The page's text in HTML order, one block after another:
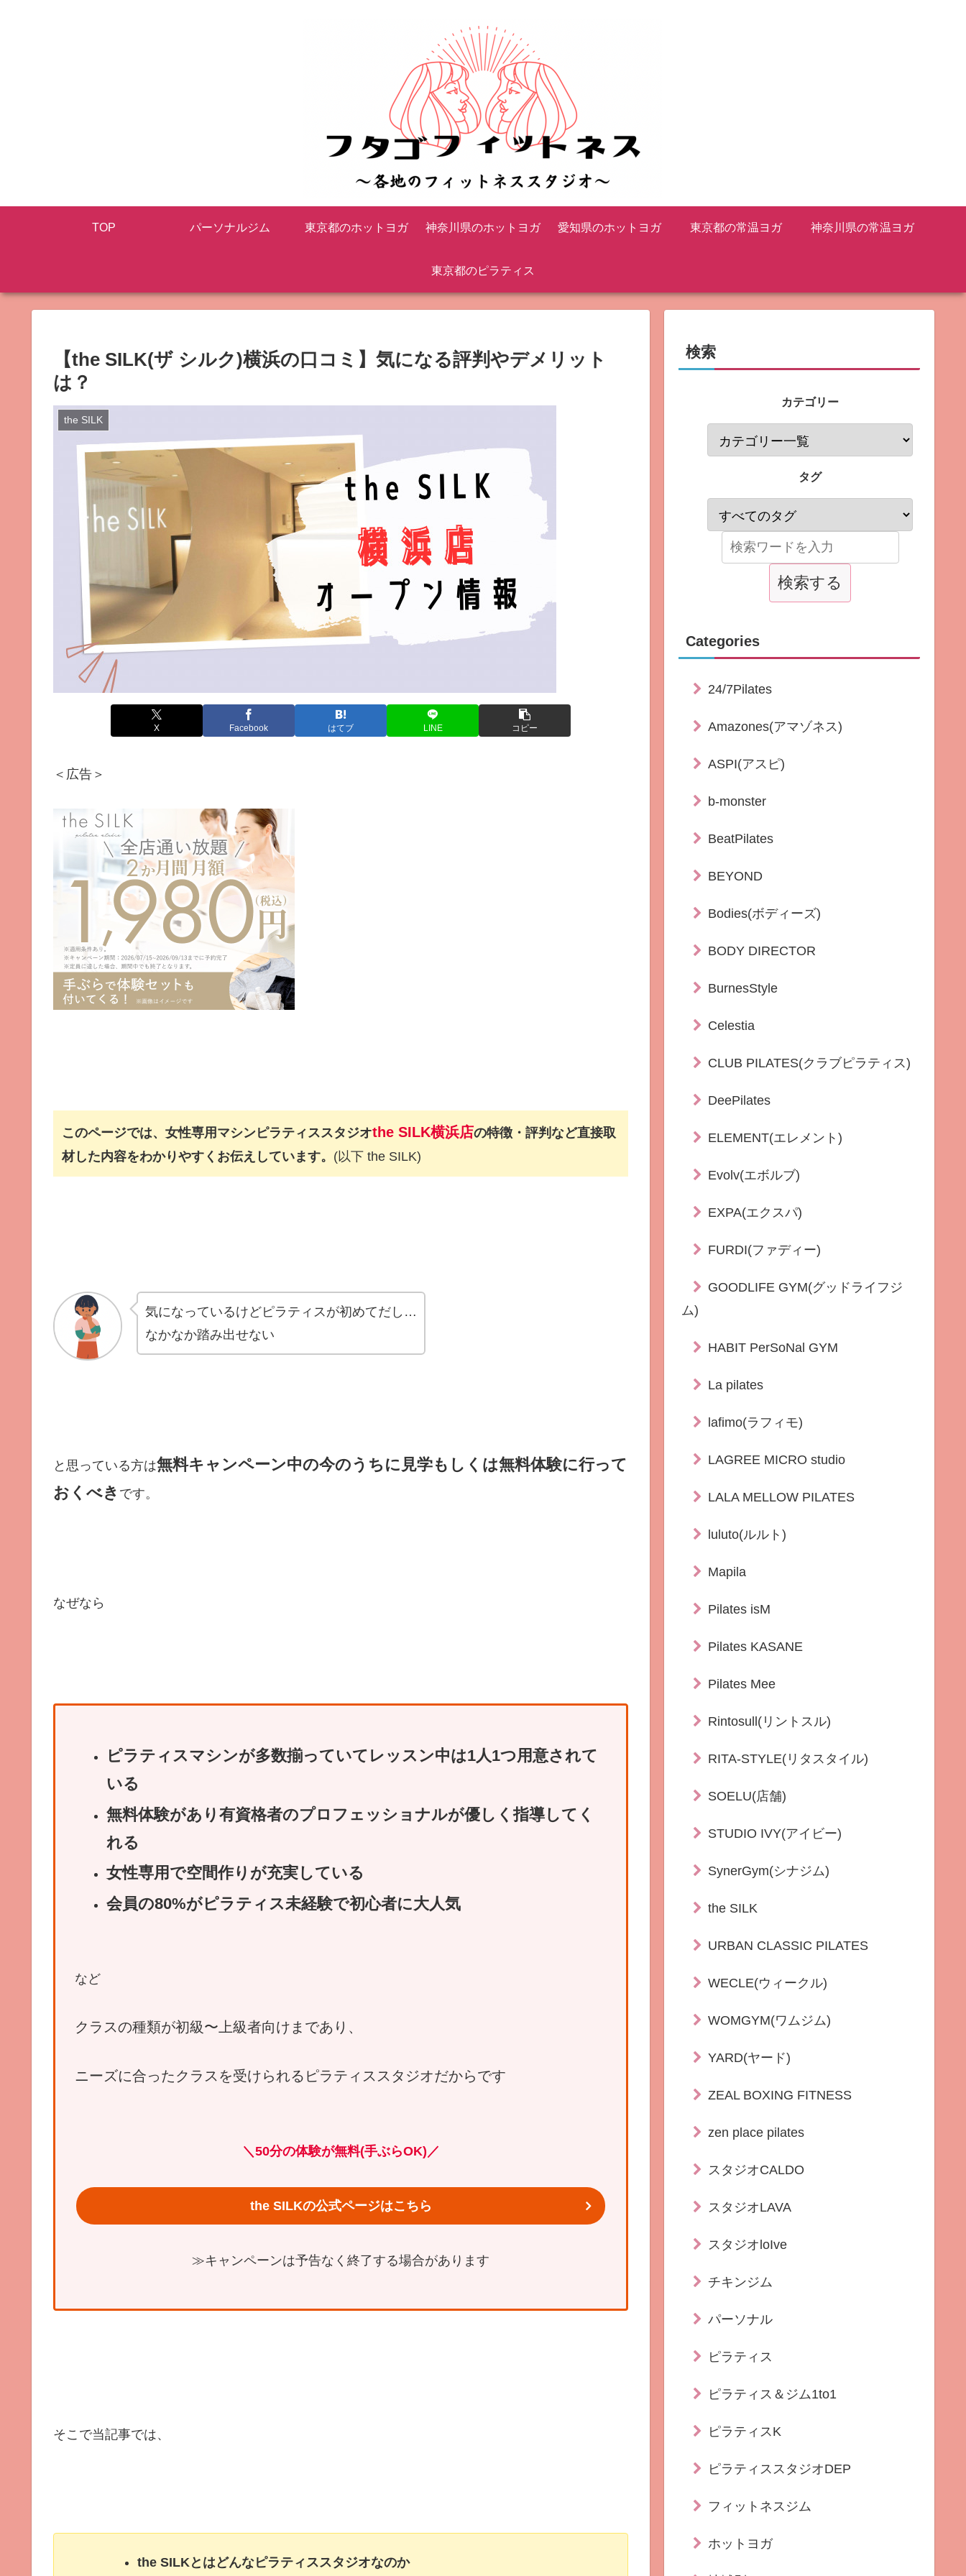
TOP パーソナルジム 東京都のホットヨガ 神奈川県のホットヨガ 愛知県のホットヨガ 東京都の常温ヨガ 神奈川県の常温ヨガ
東京都のピラティス
【the SILK(ザ シルク)横浜の口コミ】気になる評判やデメリット
は？
the SILK
X Facebook はてブ LINE コピー
＜広告＞
このページでは、女性専用マシンピラティススタジオthe SILK横浜店の特徴・評判など直接取
材した内容をわかりやすくお伝えしています。 (以下 the SILK)
気になっているけどピラティスが初めてだし…
なかなか踏み出せない
と思っている方は無料キャンペーン中の今のうちに見学もしくは無料体験に行って
おくべき です。
なぜなら
ピラティスマシンが多数揃っていてレッスン中は1人1つ用意されて
いる
無料体験があり有資格者のプロフェッショナルが優しく指導してく
れる
女性専用で空間作りが充実している
会員の80%がピラティス未経験で初心者に大人気
など
クラスの種類が初級〜上級者向けまであり、
ニーズに合ったクラスを受けられるピラティススタジオだからです
＼ 50分の体験が無料(手ぶらOK) ／
the SILKの公式ページはこちら
≫キャンペーンは予告なく終了する場合があります
そこで当記事では、
the SILKとはどんなピラティススタジオなのか
検索
カテゴリー
タグ
Categories
24/7Pilates
Amazones(アマゾネス)
ASPI(アスピ)
b-monster
BeatPilates
BEYOND
Bodies(ボディーズ)
BODY DIRECTOR
BurnesStyle
Celestia
CLUB PILATES(クラブピラティス)
DeePilates
ELEMENT(エレメント)
Evolv(エボルブ)
EXPA(エクスパ)
FURDI(ファディー)
GOODLIFE GYM(グッドライフジ
ム)
HABIT PerSoNal GYM
La pilates
lafimo(ラフィモ)
LAGREE MICRO studio
LALA MELLOW PILATES
luluto(ルルト)
Mapila
Pilates isM
Pilates KASANE
Pilates Mee
Rintosull(リントスル)
RITA-STYLE(リタスタイル)
SOELU(店舗)
STUDIO IVY(アイビー)
SynerGym(シナジム)
the SILK
URBAN CLASSIC PILATES
WECLE(ウィークル)
WOMGYM(ワムジム)
YARD(ヤード)
ZEAL BOXING FITNESS
zen place pilates
スタジオCALDO
スタジオLAVA
スタジオloIve
チキンジム
パーソナル
ピラティス
ピラティス＆ジム1to1
ピラティスK
ピラティススタジオDEP
フィットネスジム
ホットヨガ